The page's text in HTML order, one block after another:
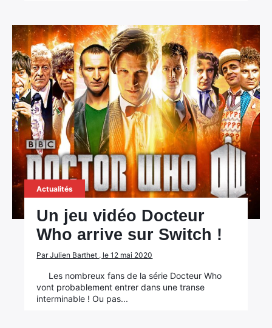
Actualités
Un jeu vidéo Docteur
Who arrive sur Switch !
Par Julien Barthet , le 12 mai 2020
Les nombreux fans de la série Docteur Who
vont probablement entrer dans une transe
interminable ! Ou pas...